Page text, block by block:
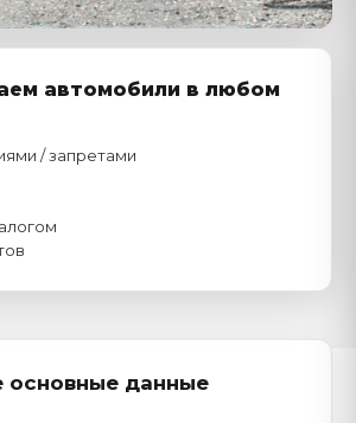
автомобили в любом
/ запретами
основные данные